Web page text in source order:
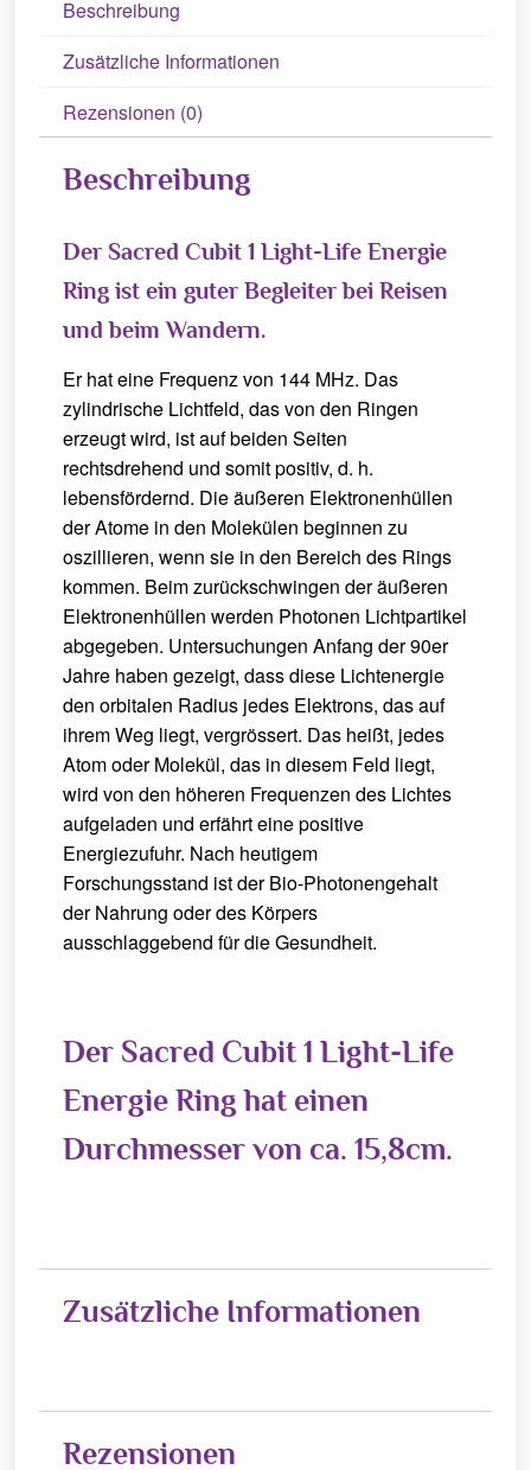
Beschreibung
Zusätzliche Informationen
Rezensionen (0)
Beschreibung
Der Sacred Cubit 1 Light-Life Energie
Ring ist ein guter Begleiter bei Reisen
und beim Wandern.
Er hat eine Frequenz von 144 MHz. Das
zylindrische Lichtfeld, das von den Ringen
erzeugt wird, ist auf beiden Seiten
rechtsdrehend und somit positiv, d. h.
lebensfördernd. Die äußeren Elektronenhüllen
der Atome in den Molekülen beginnen zu
oszillieren, wenn sie in den Bereich des Rings
kommen. Beim zurückschwingen der äußeren
Elektronenhüllen werden Photonen Lichtpartikel
abgegeben. Untersuchungen Anfang der 90er
Jahre haben gezeigt, dass diese Lichtenergie
den orbitalen Radius jedes Elektrons, das auf
ihrem Weg liegt, vergrössert. Das heißt, jedes
Atom oder Molekül, das in diesem Feld liegt,
wird von den höheren Frequenzen des Lichtes
aufgeladen und erfährt eine positive
Energiezufuhr. Nach heutigem
Forschungsstand ist der Bio-Photonengehalt
der Nahrung oder des Körpers
ausschlaggebend für die Gesundheit.
Der Sacred Cubit 1 Light-Life
Energie Ring hat einen
Durchmesser von ca. 15,8cm.
Zusätzliche Informationen
Rezensionen